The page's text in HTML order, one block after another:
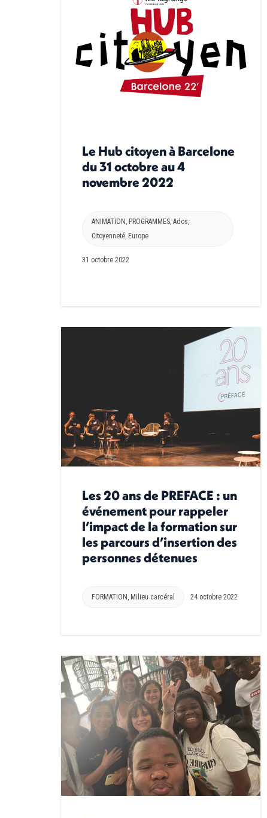
Le Hub citoyen à Barcelone
du 31 octobre au 4
novembre 2022
ANIMATION PROGRAMMES Ados
Citoyenneté Europe
31 octobre 2022
Les 20 ans de PREFACE : un
événement pour rappeler
l’impact de la formation sur
les parcours d’insertion des
personnes détenues
FORMATION , Milieu carcéral 24 octobre 2022